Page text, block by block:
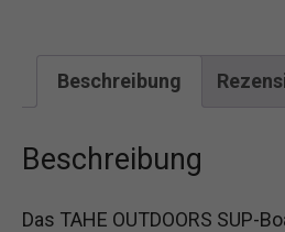
Beschreibung
Beschreibung
Das TAHE OUTDOORS SUP-